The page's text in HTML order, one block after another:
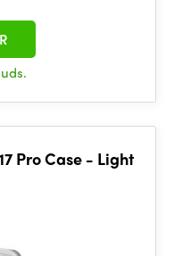
Pro Case - Light